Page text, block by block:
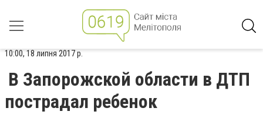
10:00, 18 липня 2017 р.
В Запорожской области в ДТП
пострадал ребенок